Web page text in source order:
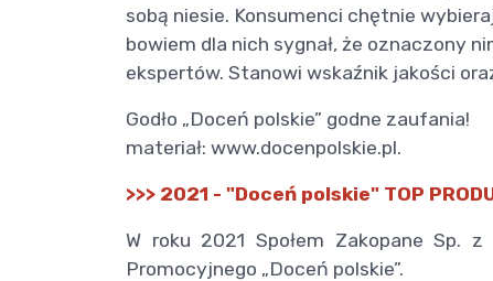
sobą niesie. Konsumenci chętnie
bowiem dla nich sygnał, że oznaczony
ekspertów. Stanowi wskaźnik jakości
Godło „Doceń polskie” godne zaufania!
materiał: www.docenpolskie.pl.
>>> 2021 - "Doceń polskie" TOP
W roku 2021 Społem Zakopane Sp.
Promocyjnego „Doceń polskie”.